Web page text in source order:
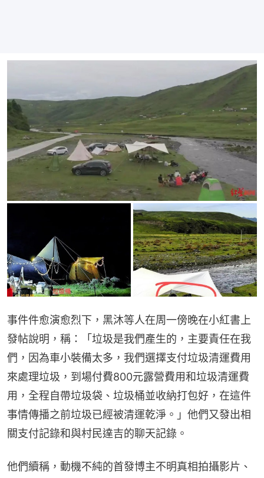
事件件愈演愈烈下，黑沐等人在周一傍晚在小紅書上
發帖說明，稱：「垃圾是我們產生的，主要責任在我
們，因為車小裝備太多，我們選擇支付垃圾清運費用
來處理垃圾，到場付費800元露營費用和垃圾清運費
用，全程自帶垃圾袋、垃圾桶並收納打包好，在這件
事情傳播之前垃圾已經被清運乾淨。」他們又發出相
關支付記錄和與村民達吉的聊天記錄。
他們續稱，動機不純的首發博主不明真相拍攝影片、